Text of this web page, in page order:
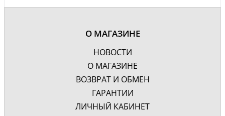
О МАГАЗИНЕ
НОВОСТИ
О МАГАЗИНЕ
ВОЗВРАТ И ОБМЕН
ГАРАНТИИ
ЛИЧНЫЙ КАБИНЕТ